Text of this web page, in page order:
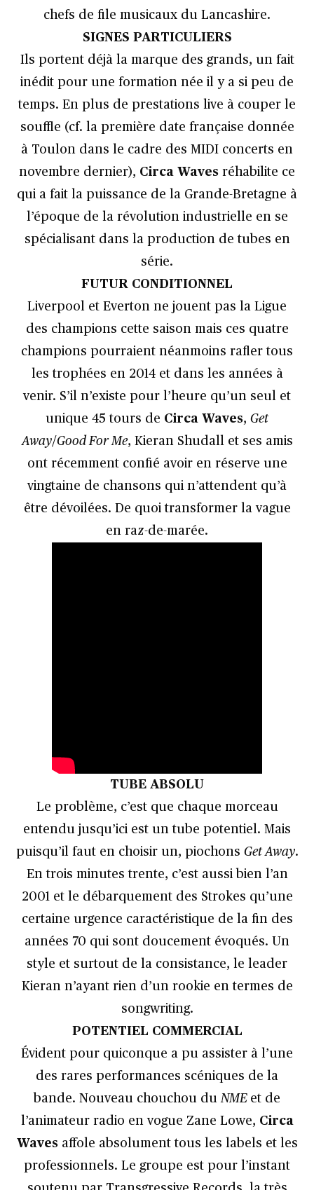
chefs de file musicaux du Lancashire.
SIGNES PARTICULIERS
Ils portent déjà la marque des grands, un fait
inédit pour une formation née il y a si peu de
temps. En plus de prestations live à couper le
souffle (cf. la première date française donnée
à Toulon dans le cadre des MIDI concerts en
novembre dernier), Circa Waves réhabilite ce
qui a fait la puissance de la Grande-Bretagne à
l’époque de la révolution industrielle en se
spécialisant dans la production de tubes en
série.
FUTUR CONDITIONNEL
Liverpool et Everton ne jouent pas la Ligue
des champions cette saison mais ces quatre
champions pourraient néanmoins rafler tous
les trophées en 2014 et dans les années à
venir. S’il n’existe pour l’heure qu’un seul et
unique 45 tours de Circa Waves, Get
Away/Good For Me, Kieran Shudall et ses amis
ont récemment confié avoir en réserve une
vingtaine de chansons qui n’attendent qu’à
être dévoilées. De quoi transformer la vague
en raz-de-marée.
TUBE ABSOLU
Le problème, c’est que chaque morceau
entendu jusqu’ici est un tube potentiel. Mais
puisqu’il faut en choisir un, piochons Get Away.
En trois minutes trente, c’est aussi bien l’an
2001 et le débarquement des Strokes qu’une
certaine urgence caractéristique de la fin des
années 70 qui sont doucement évoqués. Un
style et surtout de la consistance, le leader
Kieran n’ayant rien d’un rookie en termes de
songwriting.
POTENTIEL COMMERCIAL
Évident pour quiconque a pu assister à l’une
des rares performances scéniques de la
bande. Nouveau chouchou duNME et de
l’animateur radio en vogue Zane Lowe, Circa
Wavesaffole absolument tous les labels et les
professionnels. Le groupe est pour l’instant